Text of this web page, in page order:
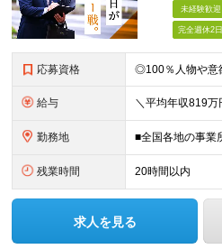
未経験歓迎
完全週休2日
応募資格
給与
勤務地
残業時間 20時間以内
求人を見る